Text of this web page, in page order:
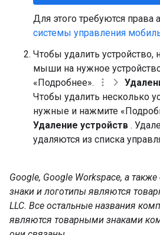
Для этого требуются права
системы управления
Чтобы удалить устройство,
мыши на нужное
«Подробнее».
Чтобы удалить несколько
нужные и нажмите
Удаление устройств .
удаляются из списка
Google, Google Workspace, а
знаки и логотипы являются
LLC. Все остальные названия
являются товарными знаками